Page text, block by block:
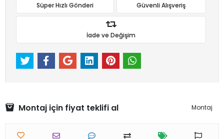
Süper Hızlı Gönderi Güvenli Alışveriş
İade ve Değişim
Montaj için fiyat teklifi al Montaj